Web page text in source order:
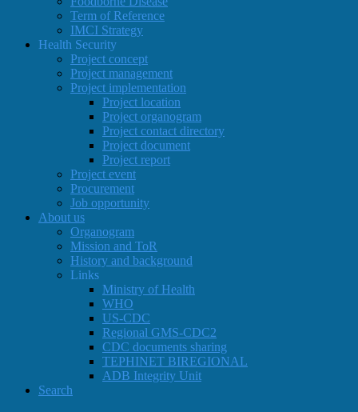
Term of Reference
IMCI Strategy
Health Security
Project concept
Project management
Project implementation
Project location
Project organogram
Project contact directory
Project document
Project report
Project event
Procurement
Job opportunity
About us
Organogram
Mission and ToR
History and background
Links
Ministry of Health
WHO
US-CDC
Regional GMS-CDC2
CDC documents sharing
TEPHINET BIREGIONAL
ADB Integrity Unit
Search